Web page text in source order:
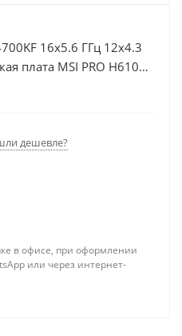
16x5.6 ГГц 12x4.3
плата MSI PRO H610M-
8Гб, Память
дешевле?
в офисе, при оформлении
или через интернет-